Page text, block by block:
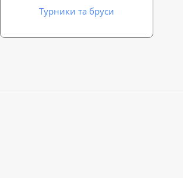
Турники та бруси